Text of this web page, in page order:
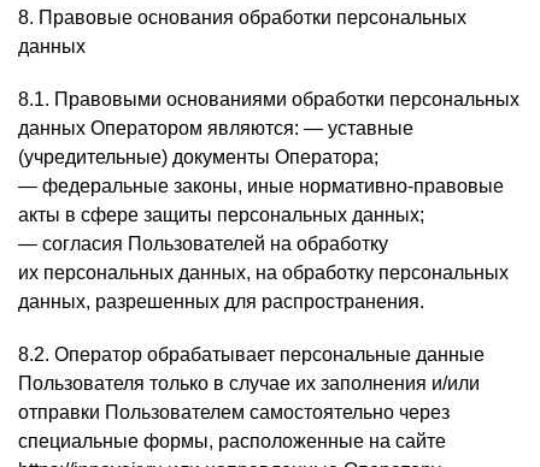
8. Правовые основания обработки персональных
данных
8.1. Правовыми основаниями обработки персональных
данных Оператором являются: — уставные
(учредительные) документы Оператора;
— федеральные законы, иные нормативно-правовые
акты в сфере защиты персональных данных;
— согласия Пользователей на обработку
их персональных данных, на обработку персональных
данных, разрешенных для распространения.
8.2. Оператор обрабатывает персональные данные
Пользователя только в случае их заполнения и/или
отправки Пользователем самостоятельно через
специальные формы, расположенные на сайте